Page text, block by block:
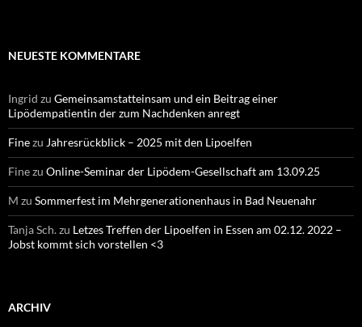
NEUESTE KOMMENTARE
Ingrid zu Gemeinsamstatteinsam und ein Beitrag einer
Lipödempatientin der zum Nachdenken anregt
Finezu Jahresrückblick – 2025 mit den Lipoelfen
Finezu Online-Seminar der Lipödem-Gesellschaft am 13.09.25
M zu Sommerfest im Mehrgenerationenhaus in Bad Neuenahr
Tanja Sch.zu Letzes Treffen der Lipoelfen in Essen am 02.12. 2022 –
Jobst kommt sich vorstellen <3
ARCHIV